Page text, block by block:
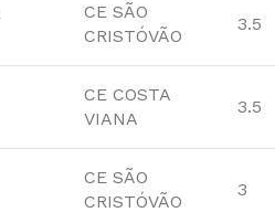
CE SÃO
CRISTÓVÃO
3.5
CE COSTA
VIANA
3.5
CE SÃO
CRISTÓVÃO
3